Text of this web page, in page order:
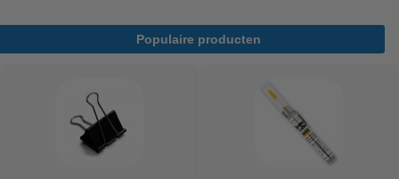
Populaire producten